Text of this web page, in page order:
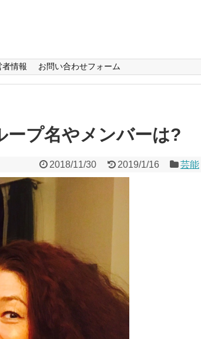
者情報 お問い合わせフォーム
ープ名やメンバーは?
2018/11/30 2019/1/16 芸能